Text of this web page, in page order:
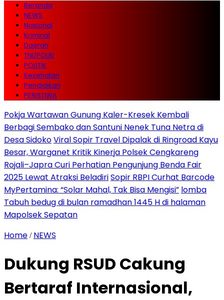
Beranda
NEWS
Nasional
Kriminal
Daerah
TNI/POLRI
POLITIK
Kesehatan
Pendidikan
PERISTIWA
Pokja Wartawan Gunung Kaler-Kresek Kembali
Berbagi Sembako dan Santuni Nenek Tuna Netra di
Desa SidokoViral Sopir Travel Dipalak di Ringroad Kayu
Besar, Warganet Kritik Kinerja Polsek Cengkareng
Rojali–Japra Curi Perhatian Pengunjung Benda Fair
2025 Lewat Atraksi BeladiriSopir RBPI Curhat Barcode
MyPertamina: “Solar Mahal, Tak Bisa Mengisi” lomba
Tabuh bedug di bulan ramadhan 1445 H di halaman
Mapolsek Sepatan
Home / NEWS
Dukung RSUD Cakung
Bertaraf Internasional,